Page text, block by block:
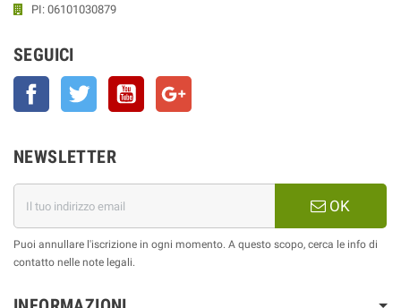
PI: 06101030879
SEGUICI
Facebook Twitter YouTube
NEWSLETTER
OK
Puoi annullare l'iscrizione in ogni momento. A questo scopo, cerca le info di
contatto nelle note legali.